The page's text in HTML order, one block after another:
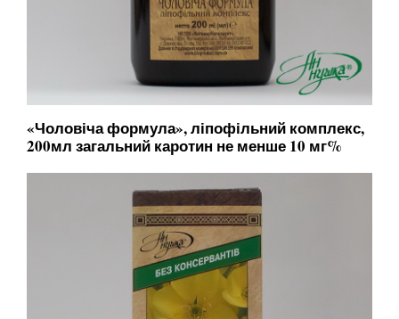
«Чоловіча формула», ліпофільний комплекс,
200мл загальний каротин не менше 10 мг%